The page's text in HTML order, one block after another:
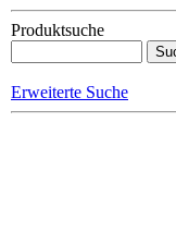
Produktsuche
Erweiterte Suche